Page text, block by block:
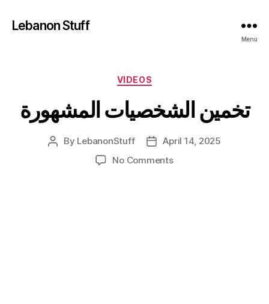
Lebanon Stuff
Menu
Categories
VIDEOS
تخمين الشخصيات المشهورة
Post
By LebanonStuff
PostApril 14, 2025
No Commentson